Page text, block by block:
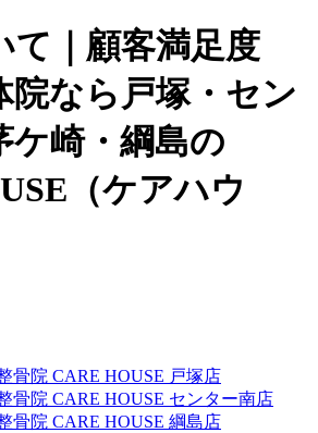
て｜顧客満足度
院なら戸塚・セン
ケ崎・綱島の
（ケアハウ
骨院 CARE HOUSE 戸塚店
骨院 CARE HOUSE センター南店
骨院 CARE HOUSE 綱島店